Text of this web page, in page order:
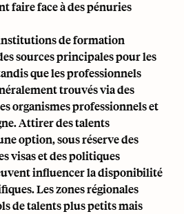
faire face à des pénuries
de formation
sources principales pour les
que les professionnels
trouvés via des
organismes professionnels et
Attirer des talents
option, sous réserve des
visas et des politiques
influencer la disponibilité
Les zones régionales
de talents plus petits mais